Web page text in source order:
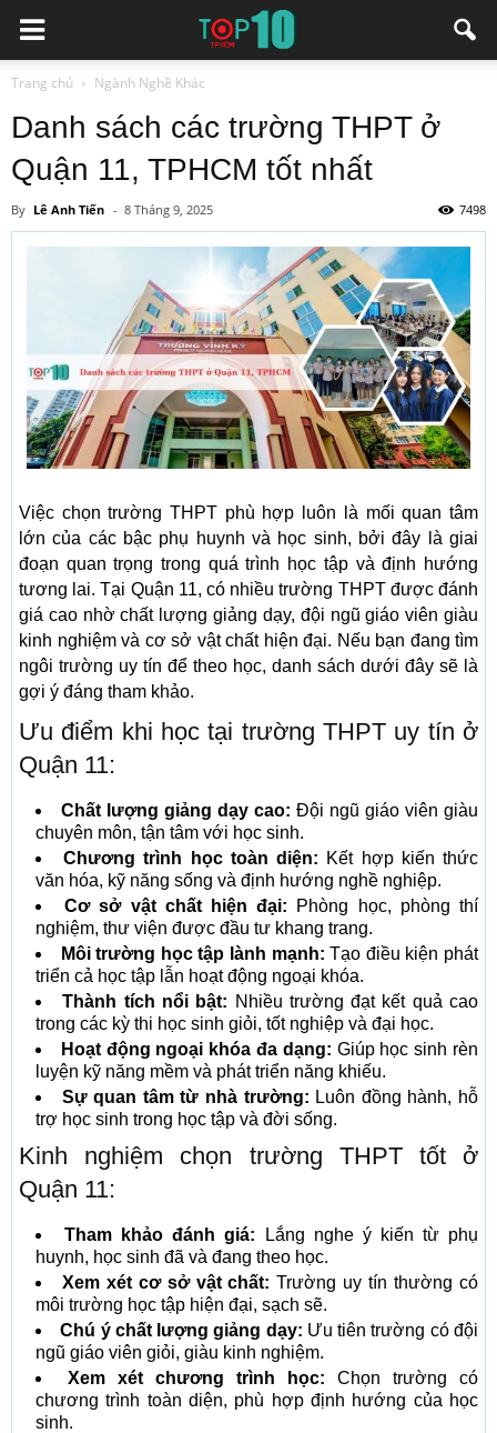
Trang chủ Ngành Nghề Khác
Danh sách các trường THPT ở
Quận 11, TPHCM tốt nhất
By Lê Anh Tiến - 8 Tháng 9, 2025 7498
Việc chọn trường THPT phù hợp luôn là mối quan tâm
lớn của các bậc phụ huynh và học sinh, bởi đây là giai
đoạn quan trọng trong quá trình học tập và định hướng
tương lai. Tại Quận 11, có nhiều trường THPT được đánh
giá cao nhờ chất lượng giảng dạy, đội ngũ giáo viên giàu
kinh nghiệm và cơ sở vật chất hiện đại. Nếu bạn đang tìm
ngôi trường uy tín để theo học, danh sách dưới đây sẽ là
gợi ý đáng tham khảo.
Ưu điểm khi học tại trường THPT uy tín ở
Quận 11:
Chất lượng giảng dạy cao: Đội ngũ giáo viên giàu
chuyên môn, tận tâm với học sinh.
Chương trình học toàn diện: Kết hợp kiến thức
văn hóa, kỹ năng sống và định hướng nghề nghiệp.
Cơ sở vật chất hiện đại: Phòng học, phòng thí
nghiệm, thư viện được đầu tư khang trang.
Môi trường học tập lành mạnh: Tạo điều kiện phát
triển cả học tập lẫn hoạt động ngoại khóa.
Thành tích nổi bật: Nhiều trường đạt kết quả cao
trong các kỳ thi học sinh giỏi, tốt nghiệp và đại học.
Hoạt động ngoại khóa đa dạng: Giúp học sinh rèn
luyện kỹ năng mềm và phát triển năng khiếu.
Sự quan tâm từ nhà trường: Luôn đồng hành, hỗ
trợ học sinh trong học tập và đời sống.
Kinh nghiệm chọn trường THPT tốt ở
Quận 11:
Tham khảo đánh giá: Lắng nghe ý kiến từ phụ
huynh, học sinh đã và đang theo học.
Xem xét cơ sở vật chất: Trường uy tín thường có
môi trường học tập hiện đại, sạch sẽ.
Chú ý chất lượng giảng dạy: Ưu tiên trường có đội
ngũ giáo viên giỏi, giàu kinh nghiệm.
Xem xét chương trình học: Chọn trường có
chương trình toàn diện, phù hợp định hướng của học
sinh.